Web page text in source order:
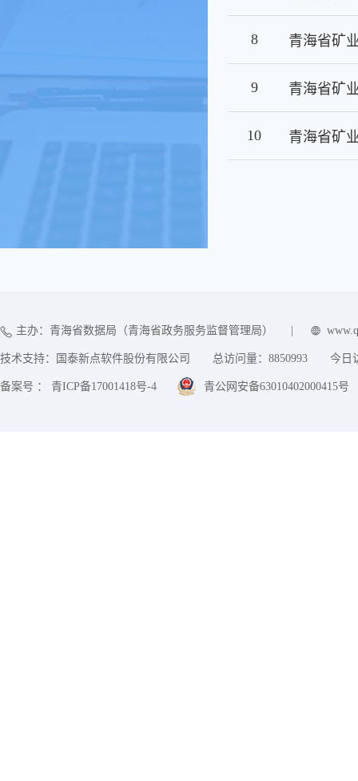
8
9
10
主办：青海省数据局（青海省政务服务监督管理局）
技术支持：国泰新点软件股份有限公司 总访问量： 8850993 今日
备案号 ： 青ICP备17001418号-4 青公网安备63010402000415号